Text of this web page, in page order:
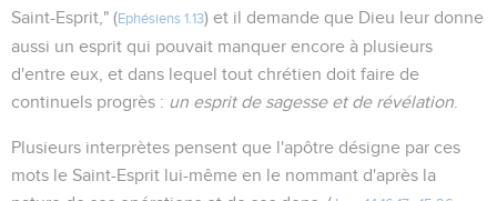
Saint-Esprit," (Ephésiens 1.13) et il demande que Dieu leur donne
aussi un esprit qui pouvait manquer encore à plusieurs
d'entre eux, et dans lequel tout chrétien doit faire de
continuels progrès : un esprit de sagesse et de révélation
Plusieurs interprètes pensent que l'apôtre désigne par ces
mots le Saint-Esprit lui-même en le nommant d'après la